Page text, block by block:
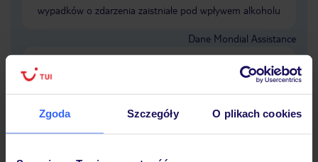
Zgoda Szczegóły O plikach cookies
wypadków o zdarzenia zaistniałe pod wpływem alkoholu
Dane Mondial Assistance
Sprawdź szczegóły wariantów ochrony»